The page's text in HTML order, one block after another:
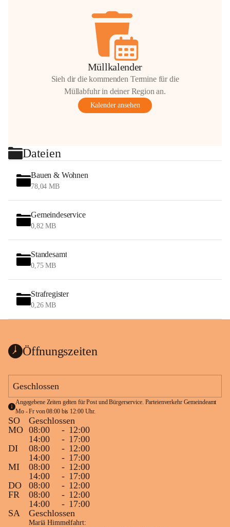
Müllkalender
Sieh dir die kommenden Termine für die
Müllabfuhr in deiner Region an.
Kalender ansehen
Dateien
Bauen & Wohnen
78,04 MB
Gemeindeservice
0,82 MB
Standesamt
0,75 MB
Strafregister
0,26 MB
Öffnungszeiten
Geschlossen
Angegebene Zeiten gelten für Post und Bürgerservice. Parteienverkehr Gemeindeamt
Mo - Fr von 08:00 bis 12:00 Uhr.
SO
Geschlossen
MO 08:00 - 12:00
14:00
- 17:00
DI
08:00 - 12:00
14:00
- 17:00
MI
08:00 - 12:00
14:00
- 17:00
DO
08:00 - 12:00
FR
08:00 - 12:00
14:00
- 17:00
SA
Geschlossen
Mariä Himmelfahrt: